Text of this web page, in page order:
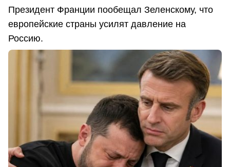
Президент Франции пообещал Зеленскому, что
европейские страны усилят давление на
Россию.